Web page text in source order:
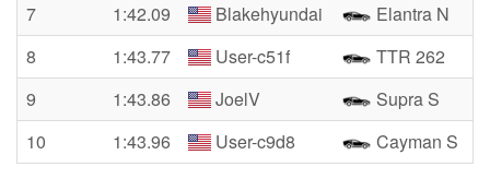
7
1:42.09 Blakehyundai
Elantra N
8
1:43.77 User-c51f
TTR 262
9
1:43.86 JoelV
Supra S
10
1:43.96 User-c9d8 Cayman S